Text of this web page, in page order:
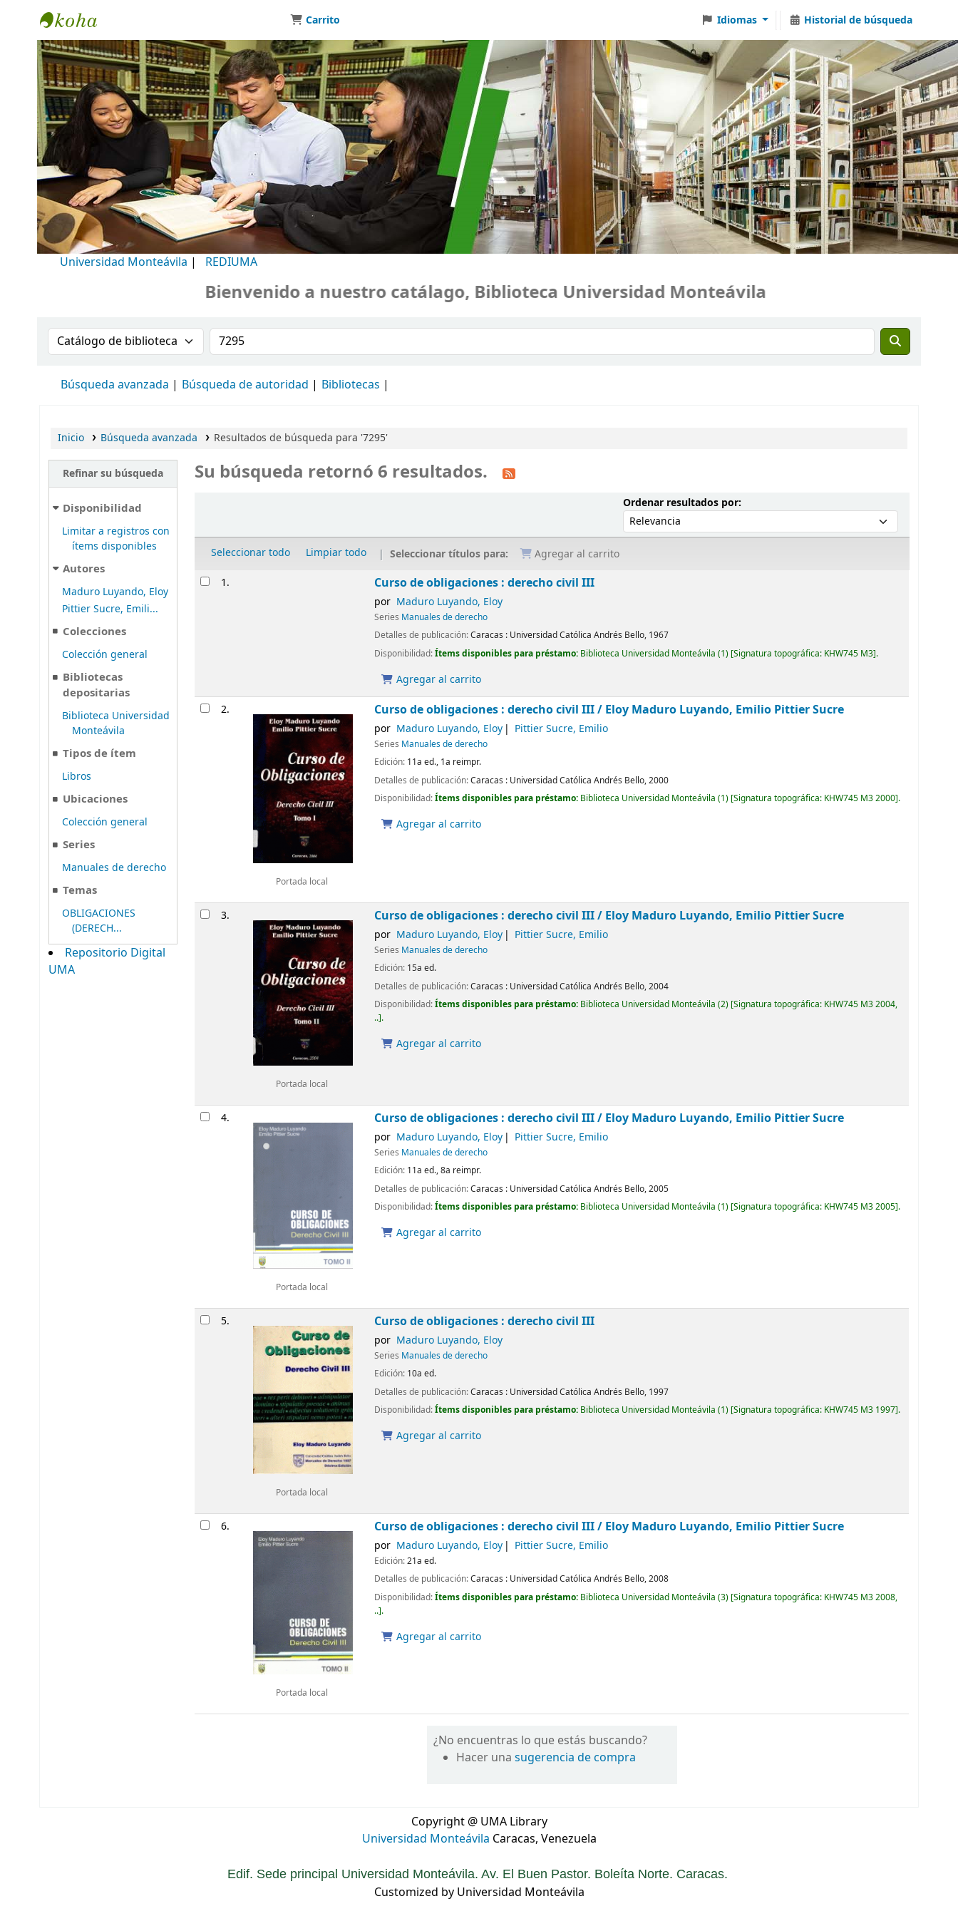
Biblioteca Universidad Monteávila
Carrito Idiomas Historial de búsqueda
Universidad Monteávila | REDIUMA
Bienvenido a nuestro catálago, Biblioteca Universidad Monteávila
Buscar en el catálogo por:Buscar en el catálogo
Búsqueda avanzada Búsqueda de autoridad Bibliotecas
Inicio Búsqueda avanzada Resultados de búsqueda para '7295'
Refinar su búsqueda
Disponibilidad
Limitar a registros con
ítems disponibles
Autores
Maduro Luyando, Eloy
Pittier Sucre, Emili...
Colecciones
Colección general
Bibliotecas
depositarias
Biblioteca Universidad
Monteávila
Tipos de ítem
Libros
Ubicaciones
Colección general
Series
Manuales de derecho
Temas
OBLIGACIONES
(DERECH...
Repositorio Digital
UMA
Su búsqueda retornó 6 resultados.
Ordenar resultados por:Ordenar por:
Seleccionar todo Limpiar todo Seleccionar títulos para: Agregar al carrito
Resultados
1. Curso de obligaciones : derecho civil III
por Maduro Luyando, Eloy
Series Manuales de derecho
Detalles de publicación:Caracas : Universidad Católica Andrés Bello, 1967
Disponibilidad:Ítems disponibles para préstamo: Biblioteca Universidad Monteávila (1) Signatura topográfica: KHW745 M3 .
Agregar al carrito
2.
Portada local
Curso de obligaciones : derecho civil III / Eloy Maduro Luyando, Emilio Pittier Sucre
por Maduro Luyando, Eloy Pittier Sucre, Emilio
Series Manuales de derecho
Edición: 11a ed., 1a reimpr.
Detalles de publicación:Caracas : Universidad Católica Andrés Bello,2000
Disponibilidad:Ítems disponibles para préstamo: Biblioteca Universidad Monteávila (1) Signatura topográfica: KHW745 M3 2000 .
Agregar al carrito
3.
Portada local
Curso de obligaciones : derecho civil III / Eloy Maduro Luyando, Emilio Pittier Sucre
por Maduro Luyando, Eloy Pittier Sucre, Emilio
Series Manuales de derecho
Edición: 15a ed.
Detalles de publicación:Caracas : Universidad Católica Andrés Bello,2004
Disponibilidad:Ítems disponibles para préstamo: Biblioteca Universidad Monteávila (2) Signatura topográfica: KHW745 M3 2004,
.. .
Agregar al carrito
4.
Portada local
Curso de obligaciones : derecho civil III / Eloy Maduro Luyando, Emilio Pittier Sucre
por Maduro Luyando, Eloy Pittier Sucre, Emilio
Series Manuales de derecho
Edición: 11a ed., 8a reimpr.
Detalles de publicación:Caracas : Universidad Católica Andrés Bello,2005
Disponibilidad:Ítems disponibles para préstamo: Biblioteca Universidad Monteávila (1) Signatura topográfica: KHW745 M3 2005 .
Agregar al carrito
5.
Portada local
Curso de obligaciones : derecho civil III
por Maduro Luyando, Eloy
Series Manuales de derecho
Edición: 10a ed.
Detalles de publicación:Caracas : Universidad Católica Andrés Bello, 1997
Disponibilidad:Ítems disponibles para préstamo: Biblioteca Universidad Monteávila (1) Signatura topográfica: KHW745 M3 1997 .
Agregar al carrito
6.
Portada local
Curso de obligaciones : derecho civil III / Eloy Maduro Luyando, Emilio Pittier Sucre
por Maduro Luyando, Eloy Pittier Sucre, Emilio
Edición:21a ed.
Detalles de publicación:Caracas : Universidad Católica Andrés Bello,2008
Disponibilidad:Ítems disponibles para préstamo: Biblioteca Universidad Monteávila (3) Signatura topográfica: KHW745 M3 2008,
.. .
Agregar al carrito
¿No encuentras lo que estás buscando?
Hacer unasugerencia de compra
Copyright @ UMA Library
Universidad Monteávila Caracas, Venezuela
Edif. Sede principal Universidad Monteávila. Av. El Buen Pastor. Boleíta Norte. Caracas.
Customized by Universidad Monteávila